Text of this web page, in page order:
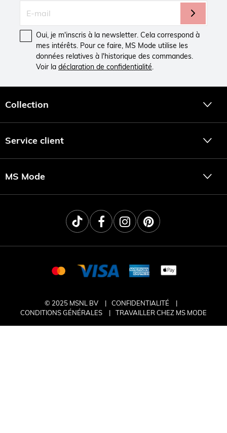
Oui, je m'inscris à la newsletter. Cela correspond à
mes intérêts. Pour ce faire, MS Mode utilise les
données relatives à l'historique des commandes.
Voir la déclaration de confidentialité.
Collection
Service client
MS Mode
© 2025 MSNL BV
CONFIDENTIALITÉ
CONDITIONS GÉNÉRALES
TRAVAILLER CHEZ MS MODE